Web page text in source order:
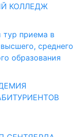
КОЛЛЕДЖ
тур приема в
среднего
образования